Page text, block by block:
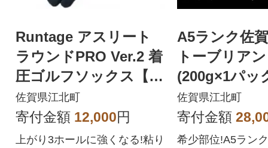
Runtage アスリート
ラウンドPRO Ver.2 着
圧ゴルフソックス【25
-27cm ブラック】
佐賀県江北町
寄付金額 12,000円
上がり3ホールに強くなる!粘り
A5ランク佐
トーブリア
(200g×1パッ
町)
佐賀県江北町
寄付金額
希少部位!A5ラン